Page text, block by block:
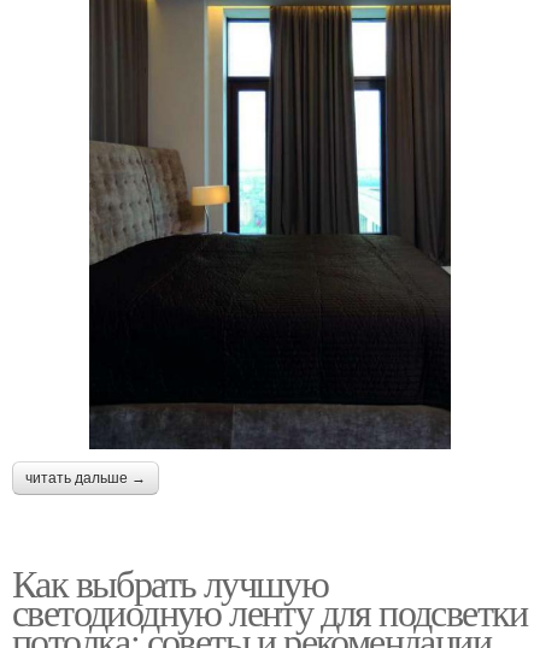
читать дальше →
Как выбрать лучшую
светодиодную ленту для подсветки